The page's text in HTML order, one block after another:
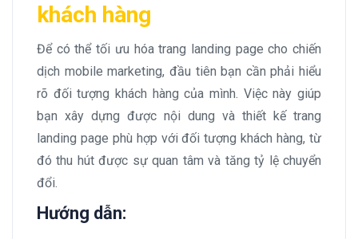
khách hàng
Để có thể tối ưu hóa trang landing page cho chiến
dịch mobile marketing, đầu tiên bạn cần phải hiểu
rõ đối tượng khách hàng của mình. Việc này giúp
bạn xây dựng được nội dung và thiết kế trang
landing page phù hợp với đối tượng khách hàng, từ
đó thu hút được sự quan tâm và tăng tỷ lệ chuyển
đổi.
Hướng dẫn: